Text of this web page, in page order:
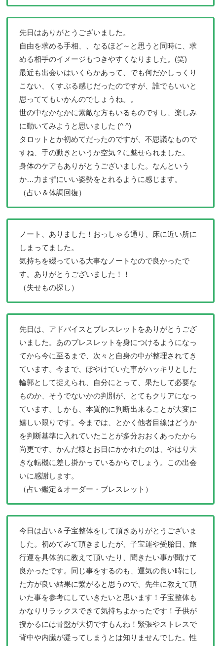
先日はありがとうございました。
自由を求める手相、、なるほど～と思うと同時に、求
める相手のイメージもつきやすくなりました。(笑)
最近も出会いはいくらかあって、でも何だかしっくり
こない、くすぶる感じだったのですが、誰でもいいと
思っててもいかんのでしょうね。。
世の中なかなかに素敵な方もいるものですし、楽しみ
に動いてみようと思いました (^ ^)
タロットとか初めてだったのですが、不思議なもので
すね、手の動きというか空気？に魅せられました。
身体のケアもありがとうございました。なんという
か…力まずにいい姿勢をとれるように感じます。
（占い＆体調回復）
ノート、ありました！おっしゃる通り、床に近い所に
しまってました。
気持ちを綴っている大事なノートなので良かったで
す。ありがとうございました！！
（失せもの探し）
先日は、アドバイスとブレスレットをありがとうござ
いました。あのブレスレットを身につけるようになっ
てから今に至るまで、次々と自身の中が整理されてき
ています。今まで、ぼやけていた事がハッキリとした
輪郭として捉えられ、自分にとって、果たして必要な
ものか、そうでないかの判別が、とてもクリアになっ
ています。しかも、本質的に判断出来ることが大変に
嬉しい限りです。今までは、とかく他者目線はどうか
を判断基準に入れていたことが多分おおくあったから
尚更です。かんだ様とお目にかかれたのは、やはり大
きな転機に差し掛かっているからでしょう。この出会
いに感謝します。
（占い鑑定＆オーダー・ブレスレット）
今日は占い＆子宝整体をして頂きありがとうございま
した。初めてみて頂きましたが、子宝運や受胎日、旅
行運を具体的に教えて頂いたり、聞きたい事が聞けて
良かったです。同じ事をするのも、運気の良い時にし
た方が良い結果に繋がると思うので、先生に教えて頂
いた事を参考にしていきたいと思います！子宝整体も
かなりリラックスできて気持ちよかったです！子供が
授かるには骨盤が大切ですもんね！緊張やストレスで
背中や内臓が凝ってしまうとは知りませんでした。性